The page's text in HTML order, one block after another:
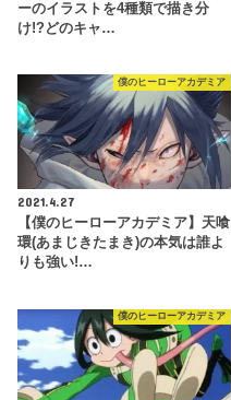
ーのイラストを4種類で描き分
け!?どのキャ…
僕のヒーローアカデミア
2021.4.27
【僕のヒーローアカデミア】天喰
環(あまじきたまき)の本気は誰よ
りも強い!…
僕のヒーローアカデミア